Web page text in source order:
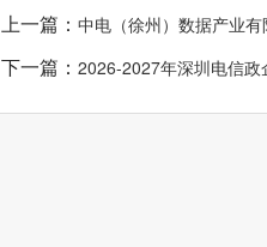
上一篇： 中电（徐州）数据产业
下一篇： 2026-2027年深圳电信